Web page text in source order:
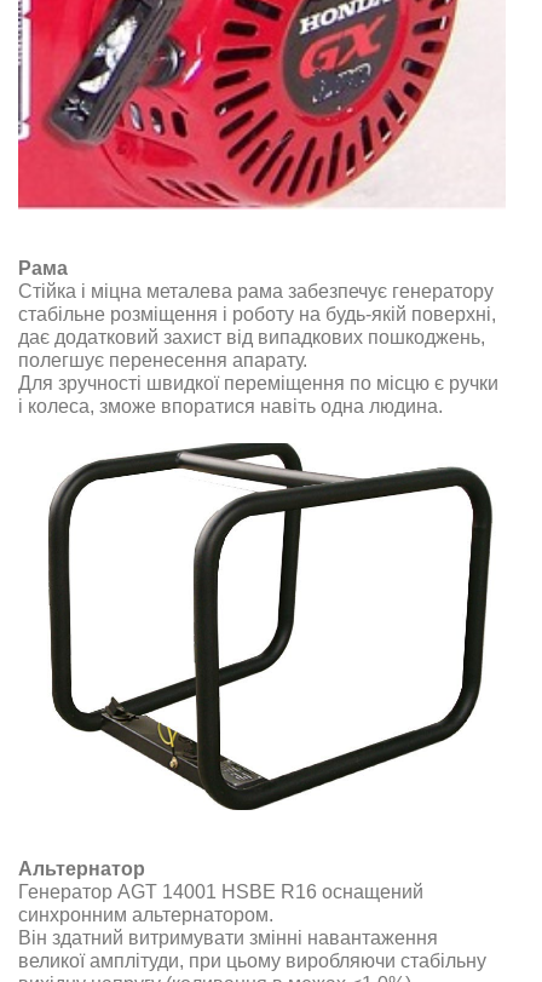
Рама
Стійка і міцна металева рама забезпечує генератору
стабільне розміщення і роботу на будь-якій поверхні,
дає додатковий захист від випадкових пошкоджень,
полегшує перенесення апарату.
Для зручності швидкої переміщення по місцю є ручки
і колеса, зможе впоратися навіть одна людина.
Альтернатор
Генератор AGT 14001 HSBE R16 оснащений
синхронним альтернатором.
Він здатний витримувати змінні навантаження
великої амплітуди, при цьому виробляючи стабільну